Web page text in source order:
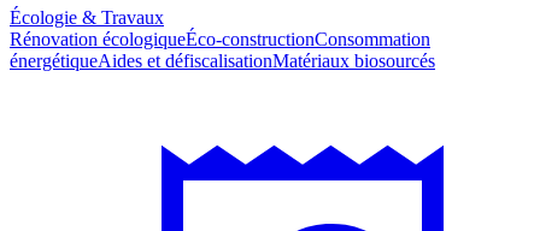
Écologie & Travaux
Rénovation écologiqueÉco-constructionConsommation
énergétiqueAides et défiscalisationMatériaux biosourcés